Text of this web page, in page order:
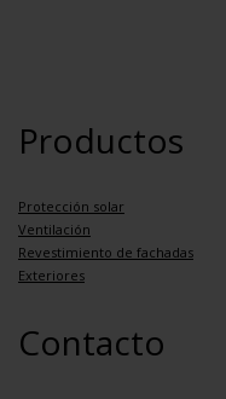
Productos
Protección solar
Ventilación
Revestimiento de fachadas
Exteriores
Contacto